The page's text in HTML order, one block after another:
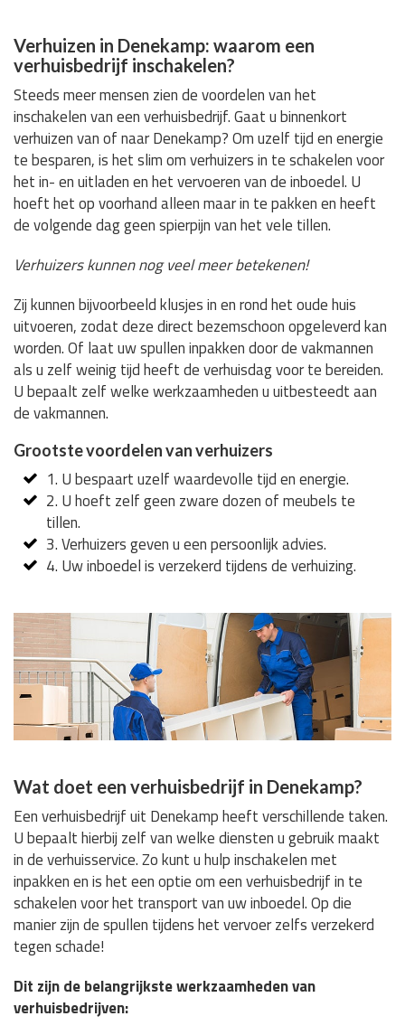
Verhuizen in Denekamp: waarom een
verhuisbedrijf inschakelen?
Steeds meer mensen zien de voordelen van het
inschakelen van een verhuisbedrijf. Gaat u binnenkort
verhuizen van of naar Denekamp? Om uzelf tijd en energie
te besparen, is het slim om verhuizers in te schakelen voor
het in- en uitladen en het vervoeren van de inboedel. U
hoeft het op voorhand alleen maar in te pakken en heeft
de volgende dag geen spierpijn van het vele tillen.
Verhuizers kunnen nog veel meer betekenen!
Zij kunnen bijvoorbeeld klusjes in en rond het oude huis
uitvoeren, zodat deze direct bezemschoon opgeleverd kan
worden. Of laat uw spullen inpakken door de vakmannen
als u zelf weinig tijd heeft de verhuisdag voor te bereiden.
U bepaalt zelf welke werkzaamheden u uitbesteedt aan
de vakmannen.
Grootste voordelen van verhuizers
1. U bespaart uzelf waardevolle tijd en energie.
2. U hoeft zelf geen zware dozen of meubels te
tillen.
3. Verhuizers geven u een persoonlijk advies.
4. Uw inboedel is verzekerd tijdens de verhuizing.
Wat doet een verhuisbedrijf in Denekamp?
Een verhuisbedrijf uit Denekamp heeft verschillende taken.
U bepaalt hierbij zelf van welke diensten u gebruik maakt
in de verhuisservice. Zo kunt u hulp inschakelen met
inpakken en is het een optie om een verhuisbedrijf in te
schakelen voor het transport van uw inboedel. Op die
manier zijn de spullen tijdens het vervoer zelfs verzekerd
tegen schade!
Dit zijn de belangrijkste werkzaamheden van
verhuisbedrijven: